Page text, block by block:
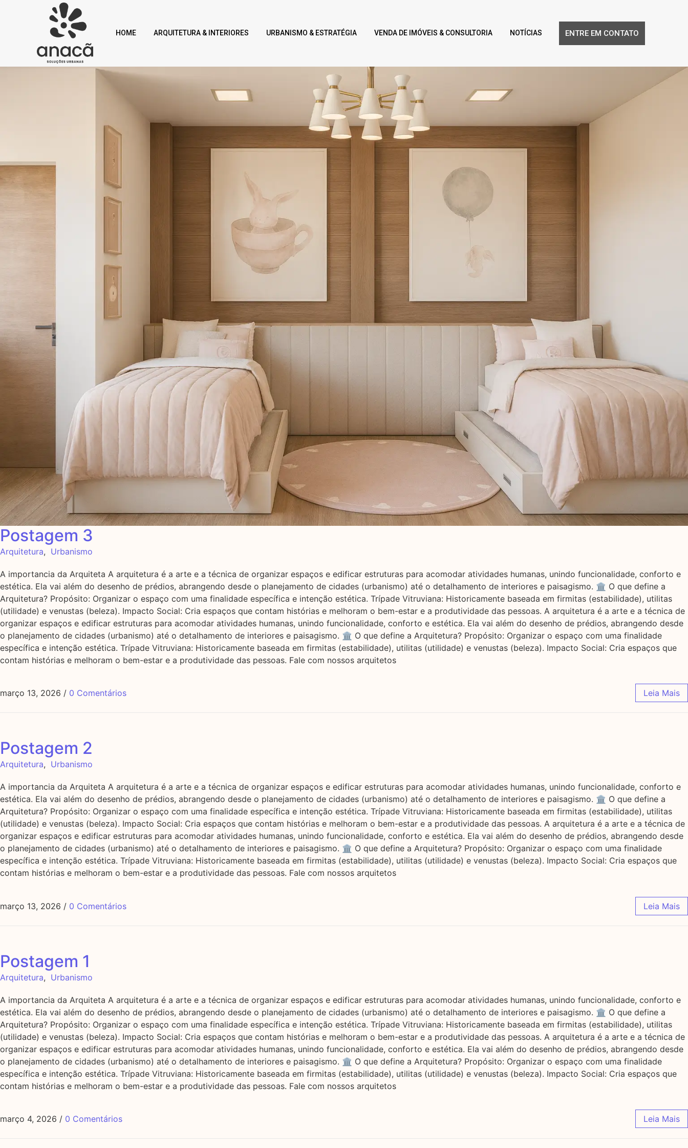
HOME ARQUITETURA & INTERIORES URBANISMO & ESTRATÉGIA VENDA DE IMÓVEIS & CONSULTORIA NOTÍCIAS ENTRE EM CONTATO
Postagem 3
Arquitetura, Urbanismo
A importancia da Arquiteta A arquitetura é a arte e a técnica de organizar espaços e edificar estruturas para acomodar atividades humanas, unindo funcionalidade, conforto e
estética. Ela vai além do desenho de prédios, abrangendo desde o planejamento de cidades (urbanismo) até o detalhamento de interiores e paisagismo. 🏛️ O que define a
Arquitetura? Propósito: Organizar o espaço com uma finalidade específica e intenção estética. Trípade Vitruviana: Historicamente baseada em firmitas (estabilidade), utilitas
(utilidade) e venustas (beleza). Impacto Social: Cria espaços que contam histórias e melhoram o bem-estar e a produtividade das pessoas. A arquitetura é a arte e a técnica de
organizar espaços e edificar estruturas para acomodar atividades humanas, unindo funcionalidade, conforto e estética. Ela vai além do desenho de prédios, abrangendo desde
o planejamento de cidades (urbanismo) até o detalhamento de interiores e paisagismo. 🏛️ O que define a Arquitetura? Propósito: Organizar o espaço com uma finalidade
específica e intenção estética. Trípade Vitruviana: Historicamente baseada em firmitas (estabilidade), utilitas (utilidade) e venustas (beleza). Impacto Social: Cria espaços que
contam histórias e melhoram o bem-estar e a produtividade das pessoas. Fale com nossos arquitetos
março 13, 2026 / 0 Comentários Leia Mais
Postagem 2
Arquitetura, Urbanismo
A importancia da Arquiteta A arquitetura é a arte e a técnica de organizar espaços e edificar estruturas para acomodar atividades humanas, unindo funcionalidade, conforto e
estética. Ela vai além do desenho de prédios, abrangendo desde o planejamento de cidades (urbanismo) até o detalhamento de interiores e paisagismo. 🏛️ O que define a
Arquitetura? Propósito: Organizar o espaço com uma finalidade específica e intenção estética. Trípade Vitruviana: Historicamente baseada em firmitas (estabilidade), utilitas
(utilidade) e venustas (beleza). Impacto Social: Cria espaços que contam histórias e melhoram o bem-estar e a produtividade das pessoas. A arquitetura é a arte e a técnica de
organizar espaços e edificar estruturas para acomodar atividades humanas, unindo funcionalidade, conforto e estética. Ela vai além do desenho de prédios, abrangendo desde
o planejamento de cidades (urbanismo) até o detalhamento de interiores e paisagismo. 🏛️ O que define a Arquitetura? Propósito: Organizar o espaço com uma finalidade
específica e intenção estética. Trípade Vitruviana: Historicamente baseada em firmitas (estabilidade), utilitas (utilidade) e venustas (beleza). Impacto Social: Cria espaços que
contam histórias e melhoram o bem-estar e a produtividade das pessoas. Fale com nossos arquitetos
março 13, 2026 / 0 Comentários Leia Mais
Postagem 1
Arquitetura, Urbanismo
A importancia da Arquiteta A arquitetura é a arte e a técnica de organizar espaços e edificar estruturas para acomodar atividades humanas, unindo funcionalidade, conforto e
estética. Ela vai além do desenho de prédios, abrangendo desde o planejamento de cidades (urbanismo) até o detalhamento de interiores e paisagismo. 🏛️ O que define a
Arquitetura? Propósito: Organizar o espaço com uma finalidade específica e intenção estética. Trípade Vitruviana: Historicamente baseada em firmitas (estabilidade), utilitas
(utilidade) e venustas (beleza). Impacto Social: Cria espaços que contam histórias e melhoram o bem-estar e a produtividade das pessoas. A arquitetura é a arte e a técnica de
organizar espaços e edificar estruturas para acomodar atividades humanas, unindo funcionalidade, conforto e estética. Ela vai além do desenho de prédios, abrangendo desde
o planejamento de cidades (urbanismo) até o detalhamento de interiores e paisagismo. 🏛️ O que define a Arquitetura? Propósito: Organizar o espaço com uma finalidade
específica e intenção estética. Trípade Vitruviana: Historicamente baseada em firmitas (estabilidade), utilitas (utilidade) e venustas (beleza). Impacto Social: Cria espaços que
contam histórias e melhoram o bem-estar e a produtividade das pessoas. Fale com nossos arquitetos
março 4, 2026 / 0 Comentários Leia Mais